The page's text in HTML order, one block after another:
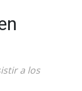
a los